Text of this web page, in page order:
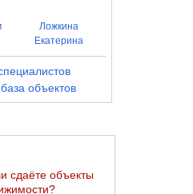
Ложкина
Екатерина
объектов
сдаёте объекты